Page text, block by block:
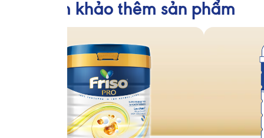
Tham khảo thêm sản phẩm